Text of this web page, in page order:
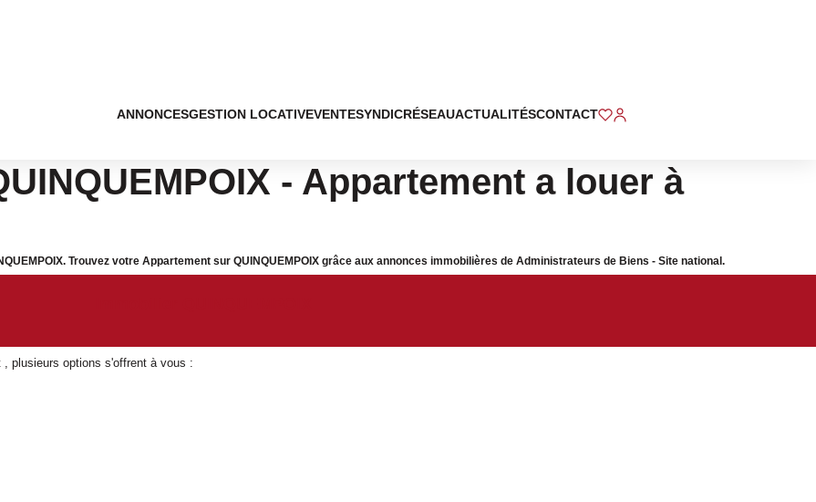
ANNONCESGESTION LOCATIVEVENTESYNDICRÉSEAUACTUALITÉSCONTACT
- Appartement a louer à
Trouvez votre Appartement sur QUINQUEMPOIX grâce aux annonces immobilières de Administrateurs de Biens - Site national.
plusieurs options s'offrent à vous :